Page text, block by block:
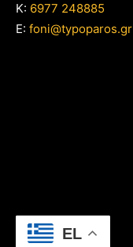
Κ: 6977 248885
E: foni@typoparos.gr
EL